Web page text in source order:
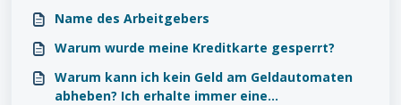
Name des Arbeitgebers
Warum wurde meine Kreditkarte gesperrt?
Warum kann ich kein Geld am Geldautomaten
abheben? Ich erhalte immer eine